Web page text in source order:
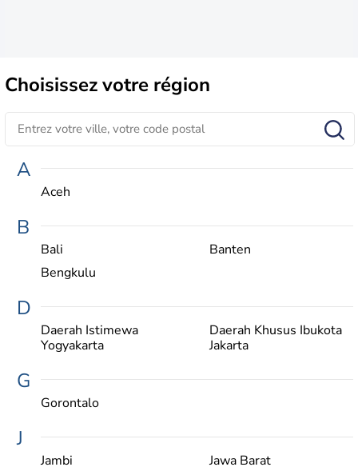
Choisissezvotre région
A
Aceh
B
Bali
Banten
Bengkulu
D
Daerah Istimewa
Yogyakarta
Daerah Khusus Ibukota
Jakarta
G
Gorontalo
J
Jambi
Jawa Barat